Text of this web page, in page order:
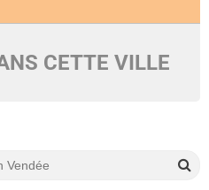
CETTE VILLE